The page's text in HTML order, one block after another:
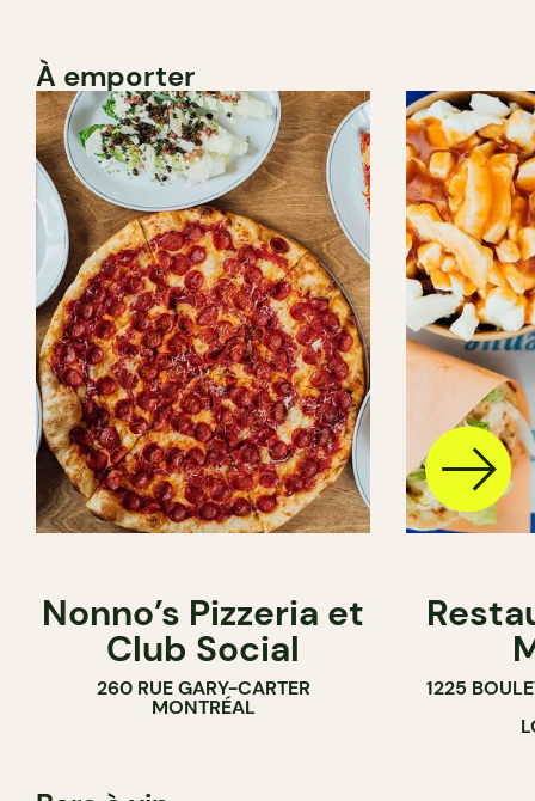
À emporter
Nonno’s Pizzeria et
Club Social
260 RUE GARY-CARTER
MONTRÉAL
1225